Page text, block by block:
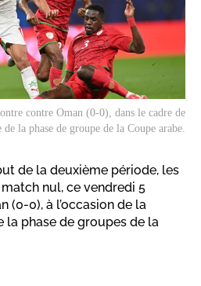
contre Oman (0-0), dans le cadre de
la phase de groupe de la Coupe arabe.
de la deuxième période, les
nul, ce vendredi 5
(0-0), à l’occasion de la
la phase de groupes de la